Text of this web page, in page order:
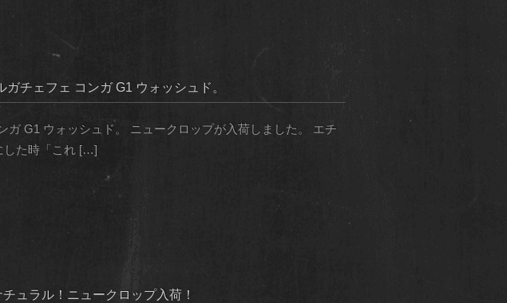
チェフェ コンガ G1 ウォッシュド。
G1 ウォッシュド。 ニュークロップが入荷しました。 エチ
した時「これ […]
ュラル！ニュークロップ入荷！